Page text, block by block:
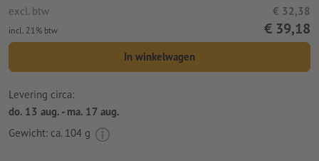
excl. btw € 32,38
incl. 21% btw € 39,18
In winkelwagen
Levering circa:
do. 13 aug. - ma. 17 aug.
Gewicht: ca. 104 g